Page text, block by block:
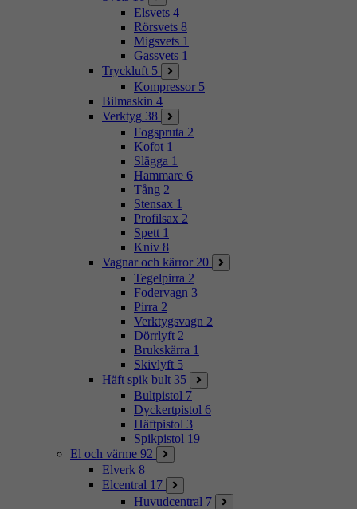
Elsvets 4
Rörsvets 8
Migsvets 1
Gassvets 1
Tryckluft 5
Kompressor 5
Bilmaskin 4
Verktyg 38
Fogspruta 2
Kofot 1
Slägga 1
Hammare 6
Tång 2
Stensax 1
Profilsax 2
Spett 1
Kniv 8
Vagnar och kärror 20
Tegelpirra 2
Fodervagn 3
Pirra 2
Verktygsvagn 2
Dörrlyft 2
Brukskärra 1
Skivlyft 5
Häft spik bult 35
Bultpistol 7
Dyckertpistol 6
Häftpistol 3
Spikpistol 19
El och värme 92
Elverk 8
Elcentral 17
Huvudcentral 7